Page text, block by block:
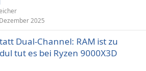
2025
Dual-Channel: RAM ist zu
tut es bei Ryzen 9000X3D